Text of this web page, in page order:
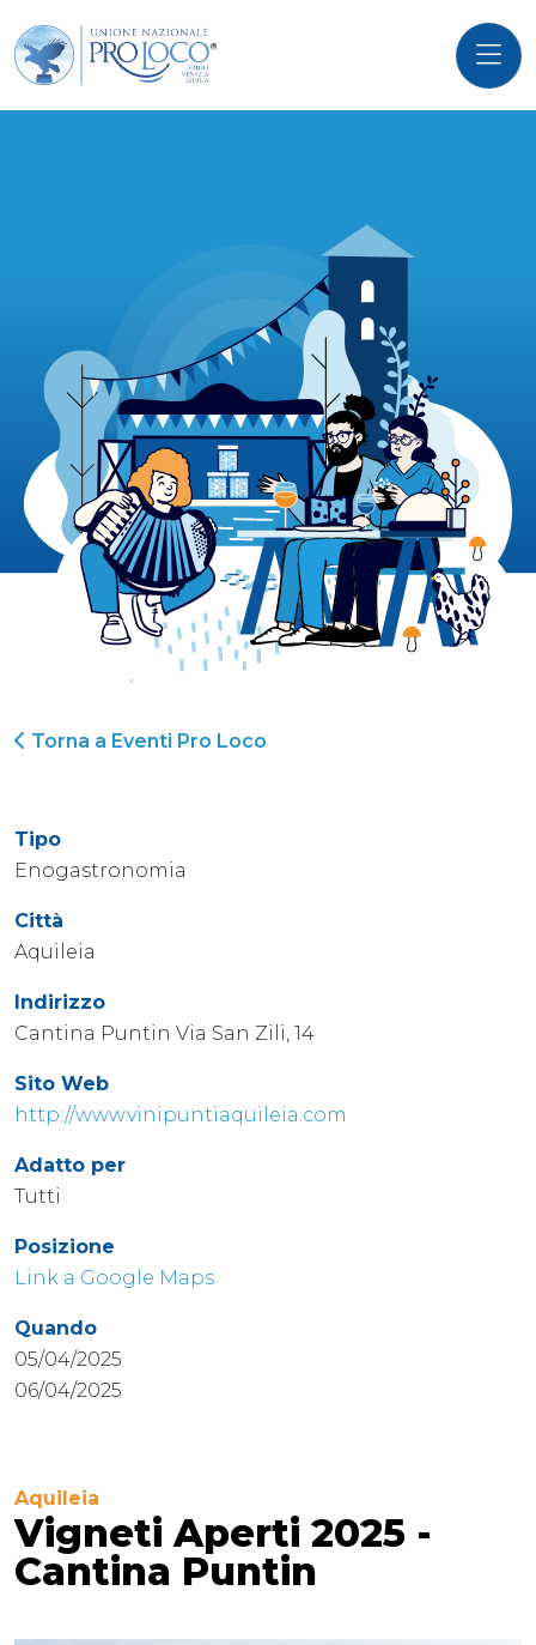
Torna a Eventi Pro Loco
Tipo
Enogastronomia
Città
Aquileia
Indirizzo
Cantina Puntin Via San Zili, 14
Sito Web
http://www.vinipuntiaquileia.com
Adatto per
Tutti
Posizione
Link a Google Maps
Quando
05/04/2025
06/04/2025
Aquileia
Vigneti Aperti 2025 -
Cantina Puntin